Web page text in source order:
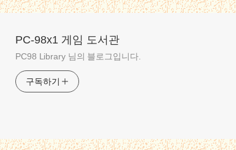
PC-98x1 게임 도서관
PC98 Library 님의 블로그입니다.
구독하기